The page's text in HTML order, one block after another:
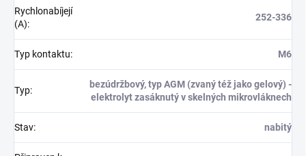
Rychlonabíjejí
(A):
252-336
Typ kontaktu: M6
Typ:
bezúdržbový, typ AGM (zvaný též jako gelový) -
elektrolyt zasáknutý v skelných mikrovláknech
Stav: nabitý